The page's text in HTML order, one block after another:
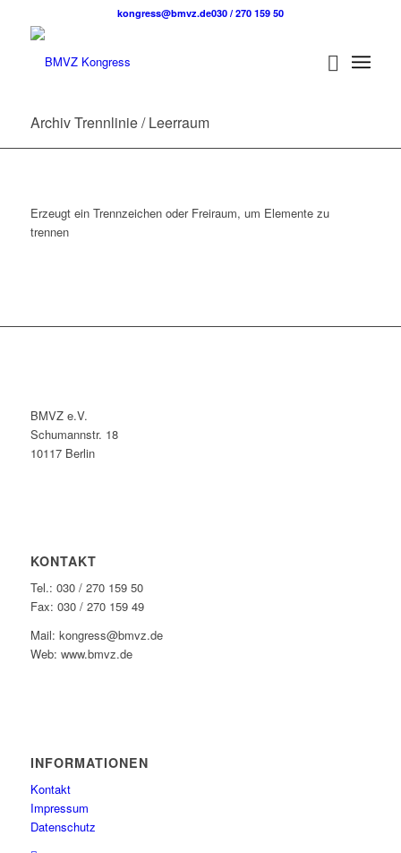
kongress@bmvz.de030 / 270 159 50
Archiv Trennlinie / Leerraum
Erzeugt ein Trennzeichen oder Freiraum, um Elemente zu
trennen
BMVZ e.V.
Schumannstr. 18
10117 Berlin
KONTAKT
Tel.: 030 / 270 159 50
Fax: 030 / 270 159 49
Mail: kongress@bmvz.de
Web: www.bmvz.de
INFORMATIONEN
Kontakt
Impressum
Datenschutz